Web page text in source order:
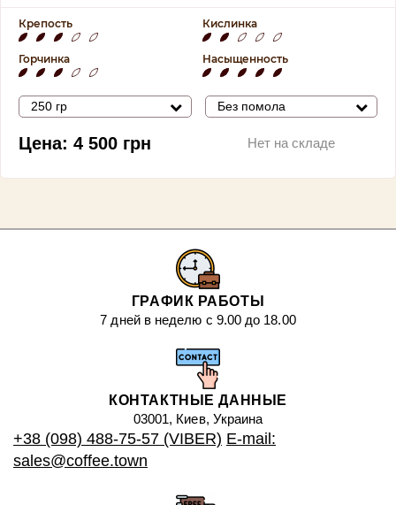
Крепость Кислинка
Горчинка Насыщенность
250 гр Без помола
Цена: 4 500 грн Нет на складе
ГРАФИК РАБОТЫ
7 дней в неделю с 9.00 до 18.00
КОНТАКТНЫЕ ДАННЫЕ
03001, Киев, Украина
+38 (098) 488-75-57 (VIBER) E-mail:
sales@coffee.town